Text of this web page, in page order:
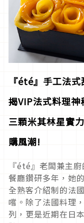
『été』手工法式
揭VIP法式料理神
三顆米其林星實
購風潮!
『été』老闆兼主
餐廳鑽研多年，她
全熟客介紹制的法
嚐。除了法國料理
列，更是近期在日